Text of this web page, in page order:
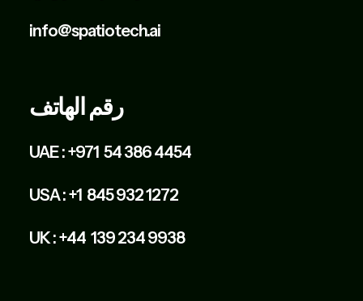
info@spatiotech.ai
رقم الهاتف
UAE :+971 54 386 4454
USA :+1 845 932 1272
UK :+44 139 234 9938